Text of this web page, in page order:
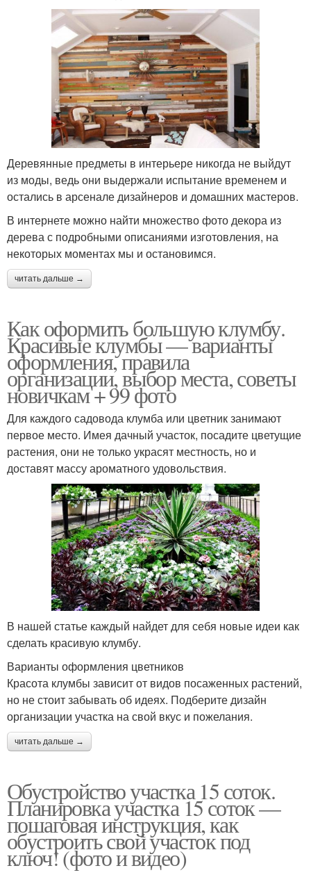
Деревянные предметы в интерьере никогда не выйдут
из моды, ведь они выдержали испытание временем и
остались в арсенале дизайнеров и домашних мастеров.
В интернете можно найти множество фото декора из
дерева с подробными описаниями изготовления, на
некоторых моментах мы и остановимся.
читать дальше →
Как оформить большую клумбу.
Красивые клумбы — варианты
оформления, правила
организации, выбор места, советы
новичкам + 99 фото
Для каждого садовода клумба или цветник занимают
первое место. Имея дачный участок, посадите цветущие
растения, они не только украсят местность, но и
доставят массу ароматного удовольствия.
В нашей статье каждый найдет для себя новые идеи как
сделать красивую клумбу.
Варианты оформления цветников
Красота клумбы зависит от видов посаженных растений,
но не стоит забывать об идеях. Подберите дизайн
организации участка на свой вкус и пожелания.
читать дальше →
Обустройство участка 15 соток.
Планировка участка 15 соток —
пошаговая инструкция, как
обустроить свой участок под
ключ! (фото и видео)